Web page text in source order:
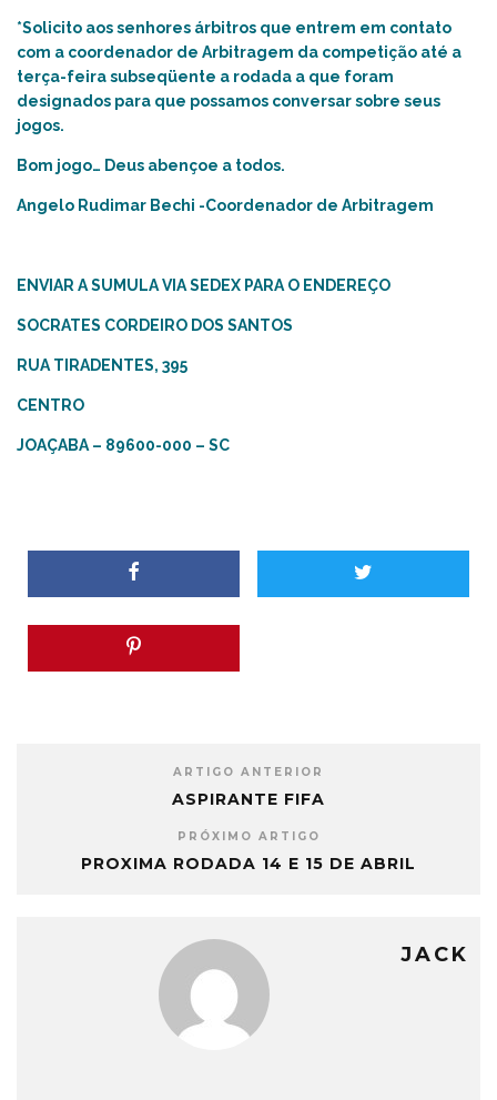
*Solicito aos senhores árbitros que entrem em contato
com a coordenador de Arbitragem da competição até a
terça-feira subseqüente a rodada a que foram
designados para que possamos conversar sobre seus
jogos.
Bom jogo… Deus abençoe a todos.
Angelo Rudimar Bechi -Coordenador de Arbitragem
ENVIAR A SUMULA VIA SEDEX PARA O ENDEREÇO
SOCRATES CORDEIRO DOS SANTOS
RUA TIRADENTES, 395
CENTRO
JOAÇABA – 89600-000 – SC
ARTIGO ANTERIOR
ASPIRANTE FIFA
PRÓXIMO ARTIGO
PROXIMA RODADA 14 E 15 DE ABRIL
JACK